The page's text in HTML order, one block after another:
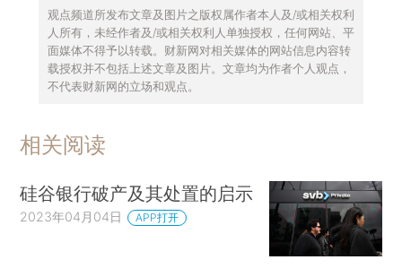
观点频道所发布文章及图片之版权属作者本人及/或相关权利
人所有，未经作者及/或相关权利人单独授权，任何网站、平
面媒体不得予以转载。财新网对相关媒体的网站信息内容转
载授权并不包括上述文章及图片。文章均为作者个人观点，
不代表财新网的立场和观点。
相关阅读
硅谷银行破产及其处置的启示
2023年04月04日 APP打开